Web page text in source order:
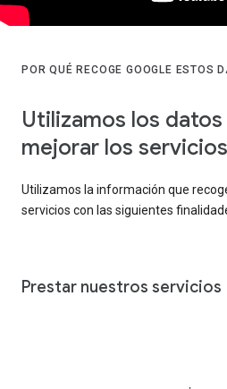
POR QUÉ RECOGE GOOGLE ESTOS
Utilizamos los
mejorar los servicios
Utilizamos la información que
servicios con las siguientes
Prestar nuestros servicios